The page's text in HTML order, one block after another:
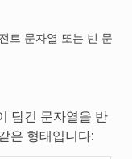
트 문자열 또는 빈 문
담긴 문자열을 반
은 형태입니다: